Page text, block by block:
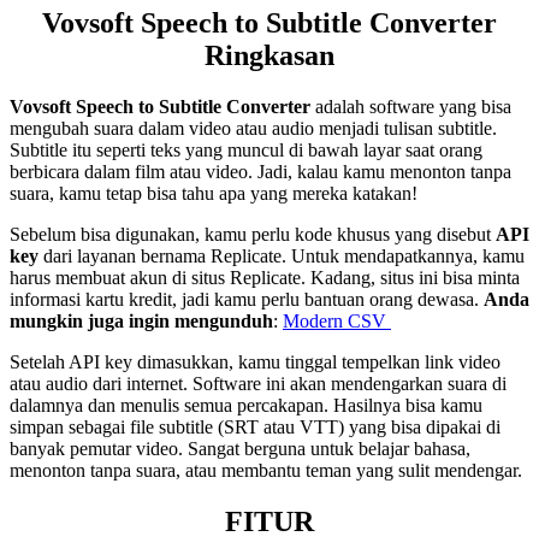
Vovsoft Speech to Subtitle Converter
Ringkasan
Vovsoft Speech to Subtitle Converter adalah software yang bisa
mengubah suara dalam video atau audio menjadi tulisan subtitle.
Subtitle itu seperti teks yang muncul di bawah layar saat orang
berbicara dalam film atau video. Jadi, kalau kamu menonton tanpa
suara, kamu tetap bisa tahu apa yang mereka katakan!
Sebelum bisa digunakan, kamu perlu kode khusus yang disebut API
key dari layanan bernama Replicate. Untuk mendapatkannya, kamu
harus membuat akun di situs Replicate. Kadang, situs ini bisa minta
informasi kartu kredit, jadi kamu perlu bantuan orang dewasa. Anda
mungkin juga ingin mengunduh: Modern CSV
Setelah API key dimasukkan, kamu tinggal tempelkan link video
atau audio dari internet. Software ini akan mendengarkan suara di
dalamnya dan menulis semua percakapan. Hasilnya bisa kamu
simpan sebagai file subtitle (SRT atau VTT) yang bisa dipakai di
banyak pemutar video. Sangat berguna untuk belajar bahasa,
menonton tanpa suara, atau membantu teman yang sulit mendengar.
FITUR